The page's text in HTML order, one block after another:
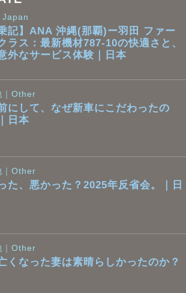
Japan
乗記】ANA 沖縄(那覇)ー羽田 ファー
ラス：最新機材787-10の快適さと、
外なサービス体験｜日本
｜Other
にして、なぜ新車にこだわったの
日本
｜Other
た、悪かった？2025年反省会。｜日
｜Other
くなった妻は素晴らしかったのか？